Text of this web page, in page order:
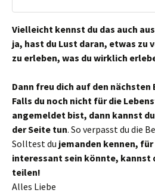
Vielleicht kennst du das auch
ja, hast du Lust daran, etwas zu
zu erleben, was du wirklich
Dann freu dich auf den nächsten
Falls du noch nicht für die
angemeldet bist, dann kannst
der Seite tun. So verpasst du die
Solltest du jemanden kennen, für
interessant sein könnte, kannst
teilen!
Alles Liebe